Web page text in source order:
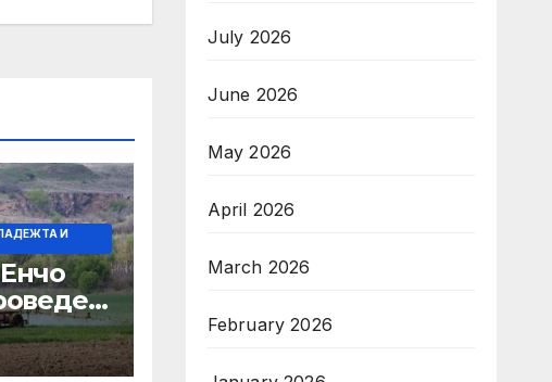
И
на
July 2026
June 2026
May 2026
April 2026
March 2026
February 2026